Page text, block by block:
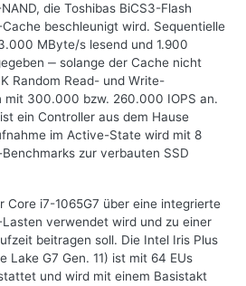
die Toshibas BiCS3-Flash
beschleunigt wird. Sequentielle
MByte/s lesend und 1.900
‒ solange der Cache nicht
Random Read- und Write-
mit 300.000 bzw. 260.000 IOPS an.
ein Controller aus dem Hause
im Active-State wird mit 8
zur verbauten SSD
Core i7-1065G7 über eine integrierte
verwendet wird und zu einer
beitragen soll. Die Intel Iris Plus
Lake G7 Gen. 11) ist mit 64 EUs
und wird mit einem Basistakt